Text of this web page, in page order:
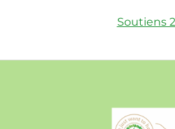
Soutiens